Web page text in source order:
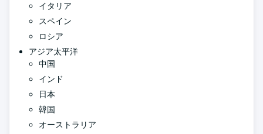
イタリア
スペイン
ロシア
アジア太平洋
中国
インド
日本
韓国
オーストラリア